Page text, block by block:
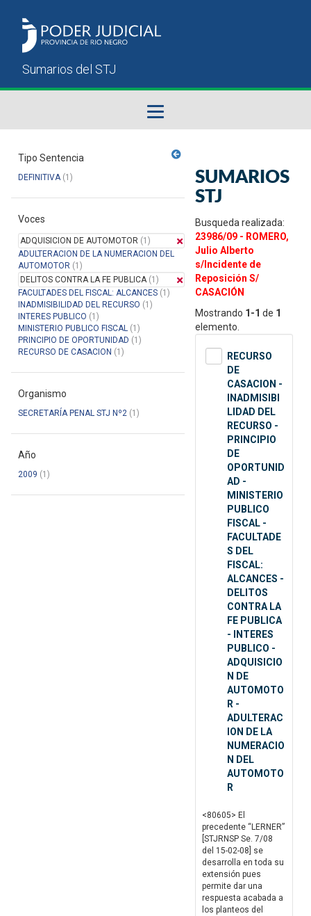
Sumarios del STJ
Manual del Usuario
Tipo Sentencia
DEFINITIVA(1)
Voces
ADQUISICION DE AUTOMOTOR (1)
ADULTERACION DE LA NUMERACION DEL
AUTOMOTOR (1)
DELITOS CONTRA LA FE PUBLICA(1)
FACULTADES DEL FISCAL: ALCANCES (1)
INADMISIBILIDAD DEL RECURSO (1)
INTERES PUBLICO (1)
MINISTERIO PUBLICO FISCAL (1)
PRINCIPIO DE OPORTUNIDAD (1)
RECURSO DE CASACION (1)
Organismo
SECRETARÍA PENAL STJ Nº2 (1)
Año
2009 (1)
SUMARIOS
STJ
Busqueda realizada:
23986/09 - ROMERO,
Julio Alberto
s/Incidente de
Reposición S/
CASACIÓN
Mostrando 1-1 de 1
elemento.
RECURSO
DE
CASACION -
INADMISIBI
LIDAD DEL
RECURSO -
PRINCIPIO
DE
OPORTUNID
AD -
MINISTERIO
PUBLICO
FISCAL -
FACULTADE
S DEL
FISCAL:
ALCANCES -
DELITOS
CONTRA LA
FE PUBLICA
- INTERES
PUBLICO -
ADQUISICIO
N DE
AUTOMOTO
R -
ADULTERAC
ION DE LA
NUMERACIO
N DEL
AUTOMOTO
R
<80605> El
precedente “LERNER”
[STJRNSP Se. 7/08
del 15-02-08] se
desarrolla en toda su
extensión pues
permite dar una
respuesta acabada a
los planteos del